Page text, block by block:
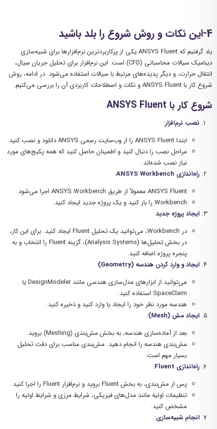
4-این نکات و روش شروع را بلد باشید
یاد گرفتیم که ANSYS Fluent یکی از پرکاربردترین نرم‌افزارها برای شبیه‌سازی
دینامیک سیالات محاسباتی (CFD) است. این نرم‌افزار برای تحلیل جریان سیال،
انتقال حرارت، و دیگر پدیده‌های مرتبط با سیالات استفاده می‌شود. در ادامه، روش
شروع کار با ANSYS Fluent و نکات و اصطلاحات کاربردی آن را بررسی می‌کنیم.
شروع کار با ANSYS Fluent
نصب نرم‌افزار:
ابتدا ANSYS Fluent را از وب‌سایت رسمی ANSYS دانلود و نصب کنید.
مراحل نصب را دنبال کنید و اطمینان حاصل کنید که همه پکیج‌های مورد
نیاز نصب شده‌اند.
راه‌اندازی ANSYS Workbench
:
ANSYS Fluent معمولاً از طریق ANSYS Workbench اجرا می‌شود.
Workbench را باز کنید و یک پروژه جدید ایجاد کنید.
ایجاد پروژه جدید:
در Workbench، می‌توانید یک تحلیل Fluent ایجاد کنید. برای این کار،
در بخش تحلیل‌ها (Analysis Systems)، گزینه Fluent را انتخاب و به
پنجره پروژه اضافه کنید.
ایجاد و وارد کردن هندسه (Geometry)
:
می‌توانید از ابزارهای مدل‌سازی هندسی مانند DesignModeler یا
SpaceClaim استفاده کنید.
هندسه مورد نظر خود را ایجاد یا وارد کنید و ذخیره کنید.
ایجاد مش (Mesh)
:
بعد از آماده‌سازی هندسه، به بخش مش‌بندی (Meshing) بروید.
مش‌بندی هندسه را انجام دهید. مش‌بندی مناسب برای دقت تحلیل
بسیار مهم است.
راه‌اندازی Fluent
:
پس از مش‌بندی، به بخش Fluent بروید و نرم‌افزار Fluent را اجرا کنید.
تنظیمات اولیه مانند مدل‌های فیزیکی، شرایط مرزی و شرایط اولیه را
مشخص کنید.
انجام شبیه‌سازی: